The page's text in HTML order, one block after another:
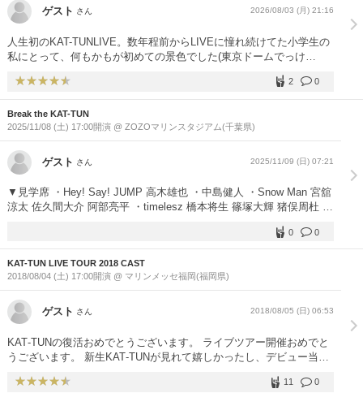
ゲスト さん 2026/08/03 (月) 21:16
人生初のKAT-TUNLIVE。数年程前からLIVEに憧れ続けてた小学生の
私にとって、何もかもが初めての景色でした(東京ドームでっけ
KAT-TUN担です。 KAT-TUNは最高。
0
2
Break the KAT-TUN
2025/11/08 (土) 17:00開演 @ ZOZOマリンスタジアム(千葉県)
ゲスト さん 2025/11/09 (日) 07:21
▼見学席 ・Hey! Say! JUMP 高木雄也 ・中島健人 ・Snow Man 宮舘
涼太 佐久間大介 阿部亮平 ・timelesz 橋本将生 篠塚大輝 猪俣周杜 ・
0
0
KAT-TUN LIVE TOUR 2018 CAST
2018/08/04 (土) 17:00開演 @ マリンメッセ福岡(福岡県)
ゲスト さん 2018/08/05 (日) 06:53
KAT‐TUNの復活おめでとうございます。 ライブツアー開催おめでと
うございます。 新生KAT‐TUNが見れて嬉しかったし、デビュー当時
メドレーは最高だった。 Real Face#2はTVで見たことがあったがそ
0
11